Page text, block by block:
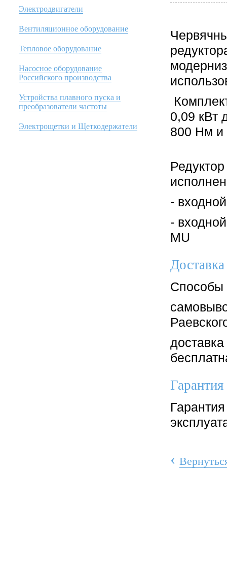
Электродвигатели
Вентиляционное оборудование
Тепловое оборудование
Насосное оборудование
Российского производства
Устройства плавного пуска и
преобразователи частоты
Электрощетки и Щеткодержатели
0,09 кВт
800 Нм и
-
-
MU
Доставка
Способы
Гарантия
‹